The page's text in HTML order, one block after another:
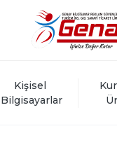
Kişisel
Bilgisayarlar